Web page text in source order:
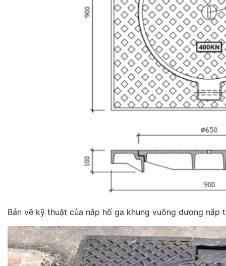
Bản vẽ kỹ thuật của nắp hố ga khung vuông dương nắp